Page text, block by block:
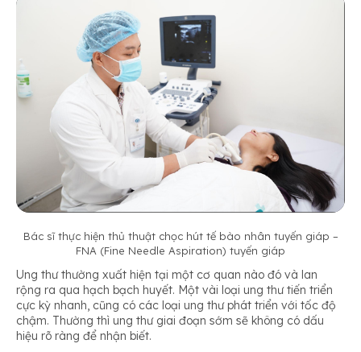
Bác sĩ thực hiện thủ thuật chọc hút tế bào nhân tuyến giáp –
FNA (Fine Needle Aspiration) tuyến giáp
Ung thư thường xuất hiện tại một cơ quan nào đó và lan
rộng ra qua hạch bạch huyết. Một vài loại ung thư tiến triển
cực kỳ nhanh, cũng có các loại ung thư phát triển với tốc độ
chậm. Thường thì ung thư giai đoạn sớm sẽ không có dấu
hiệu rõ ràng để nhận biết.